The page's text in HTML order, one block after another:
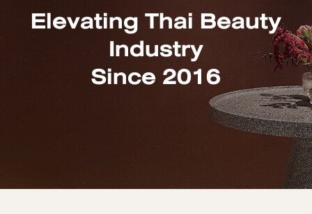
Program Acne Scar
Program Skin Quality
Elevating Thai Beauty
Industry
Since 2016